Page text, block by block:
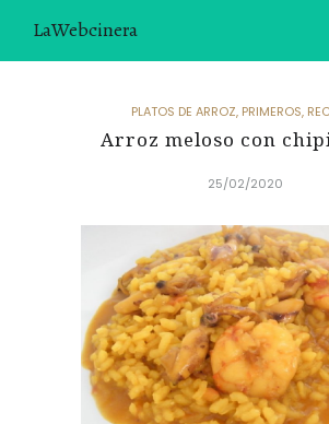
LaWebcinera
VIDEORECETAS
¿TE GUSTARÍA UNIRTE A NUESTRA
ÚNETE A LA NEWSLETTER
RECOMENDACIONES
PLATOS DE ARROZ, PRIMEROS,
Arroz meloso con
25/02/2020